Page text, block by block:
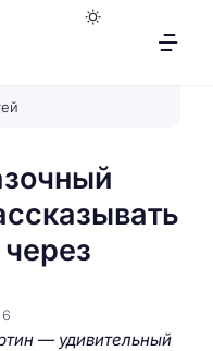
6
— удивительный